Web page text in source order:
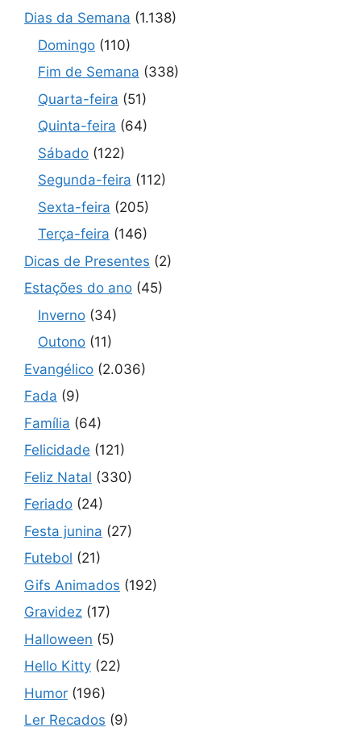
Dias da Semana (1.138)
Domingo (110)
Fim de Semana (338)
Quarta-feira (51)
Quinta-feira (64)
Sábado (122)
Segunda-feira (112)
Sexta-feira (205)
Terça-feira (146)
Dicas de Presentes (2)
Estações do ano (45)
Inverno (34)
Outono (11)
Evangélico (2.036)
Fada (9)
Família (64)
Felicidade (121)
Feliz Natal (330)
Feriado (24)
Festa junina (27)
Futebol (21)
Gifs Animados (192)
Gravidez (17)
Halloween (5)
Hello Kitty (22)
Humor (196)
Ler Recados (9)